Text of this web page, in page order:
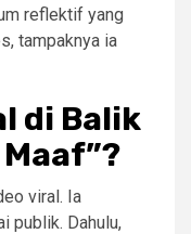
reflektif yang
tampaknya ia
di Balik
viral. Ia
publik. Dahulu,